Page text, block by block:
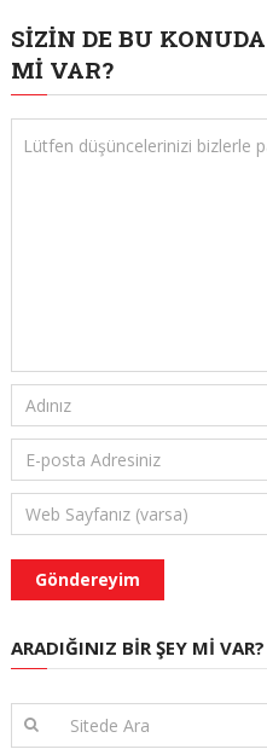
SIZIN DE BU
MI VAR?
ARADIĞINIZ BIR ŞEY MI VAR?